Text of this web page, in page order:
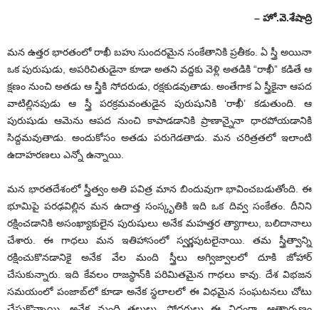
– హో.వె.శేషాద్రి
మ‌న ఉత్త‌ర భార‌తంలో రాఖీ బ‌హు సుంద‌ర‌మైన సంకేతానికి ప్ర‌తీకం. ఏ స్త్రీ అయినా
ఒక‌ పురుషుడు, అప‌రిచితుడైనా కూడా అత‌ని వ‌ద్ద‌కు వెళ్లి అత‌డికి “రాఖీ” క‌డితే ఆ
క్ష‌ణం నుంచి అత‌డు ఆ స్త్రీకి సోద‌రుడు, ర‌క్ష‌కుడ‌వుతాడు. అంతేగాక ఏ స్త్రీకైనా ఆప‌ద
వాటిల్లిన‌పుడు ఆ స్త్రీ ప‌ర‌క్ర‌మ‌వంతుడైన పురుషునికి ‘రాఖీ’ క‌డుతుంది. ఆ
పురుషుడు ఆమెను ఆప‌ద నుంచి కాపాడ‌డానికి ప్రాణాన్నైనా ధార‌పోయ‌డానికి
సిద్ద‌మ‌వుతాడు. అందుకోసం అత‌డు ప‌రుగెడ‌తాడు. మ‌న చ‌రిత్ర‌త‌లో ఇలాంటి
ఉదాహ‌ర‌ణ‌లు ఎన్నో ఉన్నాయి.
మ‌న భార‌త‌దేశంలో స్త్రీత్వం అతి ప‌విత్ర మాన బిందువుగా భావించ‌బడుతోంది. ఈ
భూమిపై ప‌ర‌ఢ‌విల్లిన మ‌న ఉదాత్త సంస్కృతికి ఇది ఒక దివ్వ సంకేతం. దీనిని
ర‌క్షించ‌డానికి అసంఖ్యాకులైన పురుషులు అనేక మ‌హ‌త్త‌ర త్యాగాలు, బ‌లిదానాలు
చేశారు. ఈ గాధ‌లు మ‌న ఇతిహాసంలో స్వ‌ర్ణ‌పుటలైనాయి. త‌మ స్త్రీత్వాన్ని
ర‌క్షించుకొన‌డానికై అనేక వేల మంది స్త్రీలు అగ్విజ్వాల‌లో దూకి జోహార్
చేసుకున్నారు. ఇది కేవ‌లం రాజ‌స్థాన్‌కి ప‌రిమిత‌మైన గాధ‌లు కావు. దేశ విభ‌జ‌న
స‌మ‌యంలో పంజాబ్‌లో కూడా అనేక స్థ‌లాల‌లో ఈ విధ‌మైన సంఘ‌ట‌న‌లు చోటు